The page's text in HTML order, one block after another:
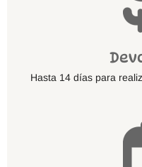
Hasta 14 días para